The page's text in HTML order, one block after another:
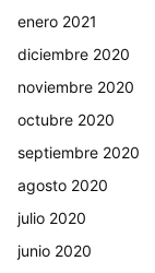
enero 2021
diciembre 2020
noviembre 2020
octubre 2020
septiembre 2020
agosto 2020
julio 2020
junio 2020